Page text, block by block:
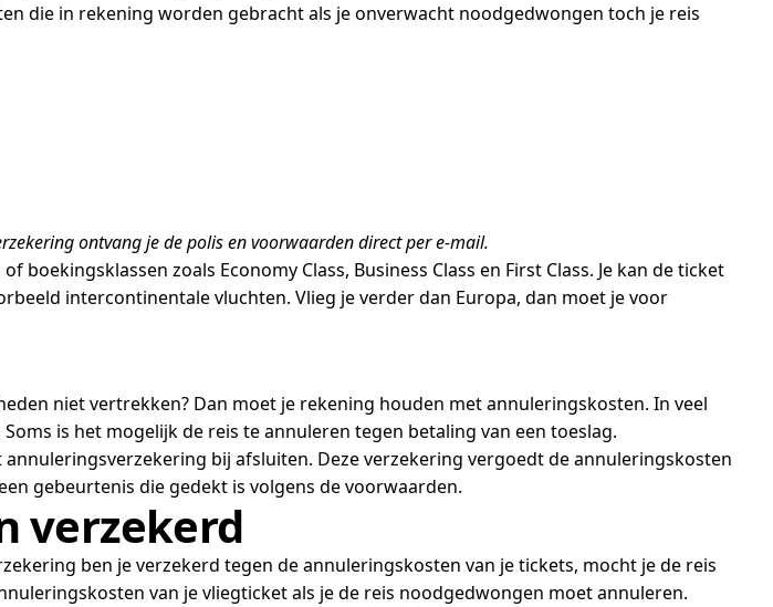
die in rekening worden gebracht als je onverwacht noodgedwongen toch je reis
ontvang je de polis en voorwaarden direct per e-mail.
zoals Economy Class, Business Class en First Class. Je kan de ticket
intercontinentale vluchten. Vlieg je verder dan Europa, dan moet je voor
niet vertrekken? Dan moet je rekening houden met annuleringskosten. In veel
is het mogelijk de reis te annuleren tegen betaling van een toeslag.
bij afsluiten. Deze verzekering vergoedt de annuleringskosten
gebeurtenis die gedekt is volgens de voorwaarden.
verzekerd
ben je verzekerd tegen de annuleringskosten van je tickets, mocht je de reis
van je vliegticket als je de reis noodgedwongen moet annuleren.